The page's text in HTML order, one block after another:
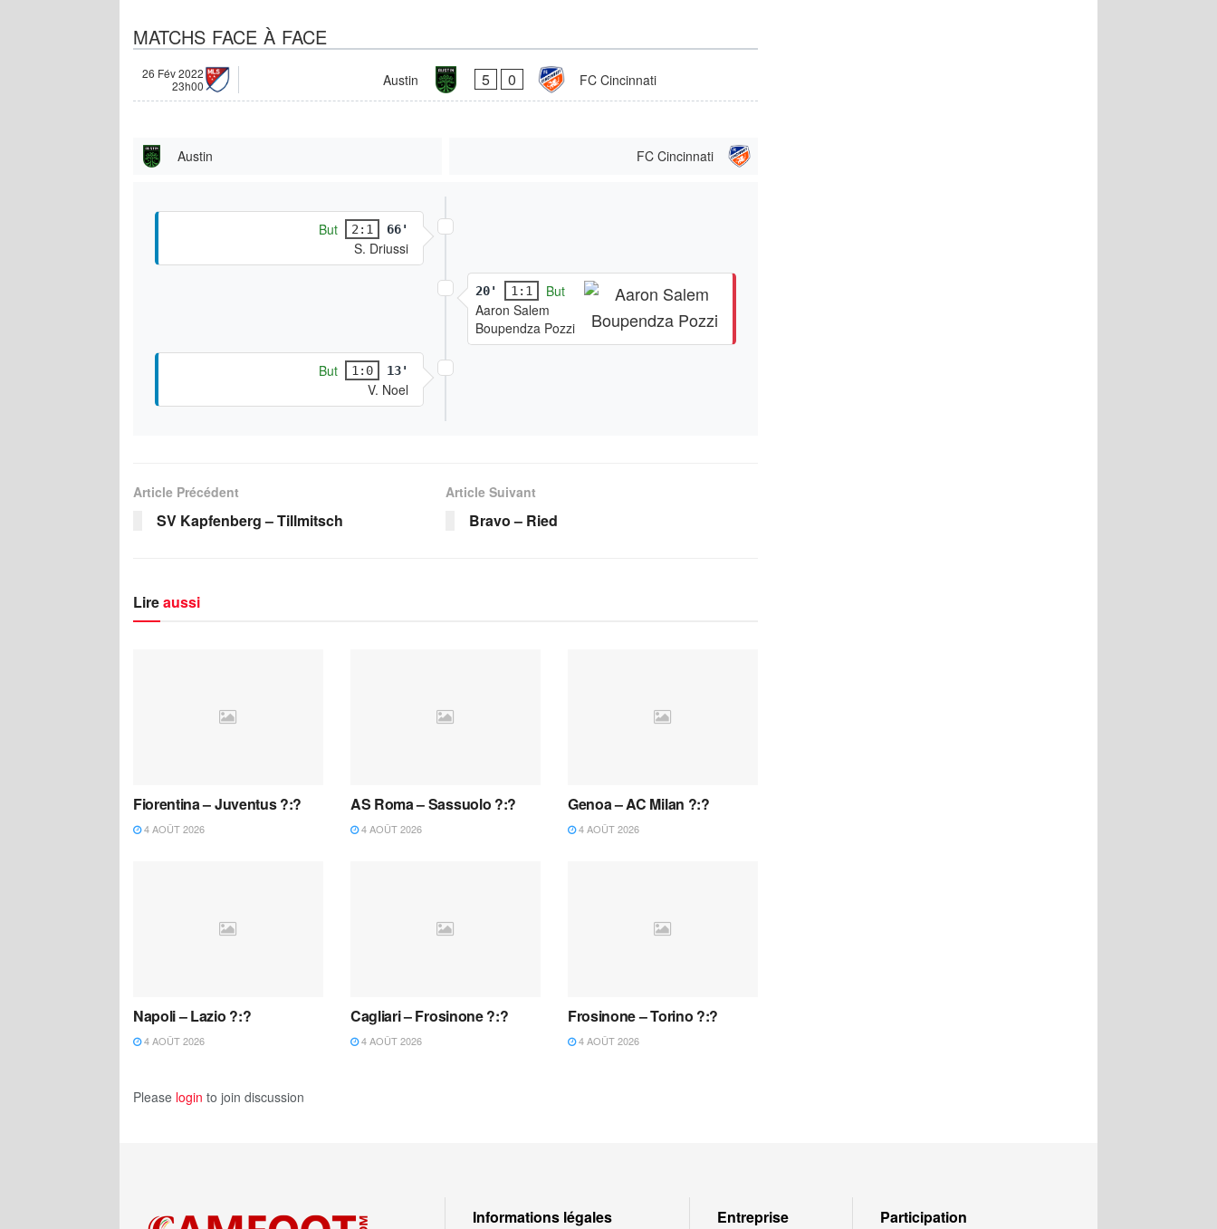
MATCHS FACE À FACE
26 Fév 2022
23h00
Austin 5 0 FC Cincinnati
Austin FC Cincinnati
But 2:1 66'
S. Driussi
20' 1:1
But
Aaron Salem
Boupendza Pozzi
But 1:0 13'
V. Noel
Article Précédent
SV Kapfenberg – Tillmitsch
Article Suivant
Bravo – Ried
Lireaussi
Fiorentina – Juventus ?:?
4 AOÛT 2026
AS Roma – Sassuolo ?:?
4 AOÛT 2026
Genoa – AC Milan ?:?
4 AOÛT 2026
Napoli – Lazio ?:?
4 AOÛT 2026
Cagliari – Frosinone ?:?
4 AOÛT 2026
Frosinone – Torino ?:?
4 AOÛT 2026
Please login to join discussion
Informations légales Entreprise Participation